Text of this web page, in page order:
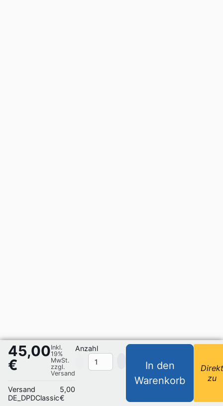
45,00
€
Inkl.
19%
MwSt.
zzgl.
Versand
Versand
DE_DPDClassic
5,00
€
Anzahl
In den
Warenkorb
zu